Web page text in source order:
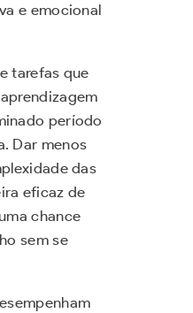
e emocional
tarefas que
período
Dar menos
das
eficaz de
chance
sem se